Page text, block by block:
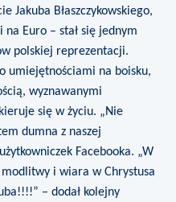
Jakuba Błaszczykowskiego,
Euro – stał się jednym
polskiej reprezentacji.
umiejętnościami na boisku,
wyznawanymi
się w życiu. „Nie
dumna z naszej
Facebooka. „W
i wiara w Chrystusa
– dodał kolejny